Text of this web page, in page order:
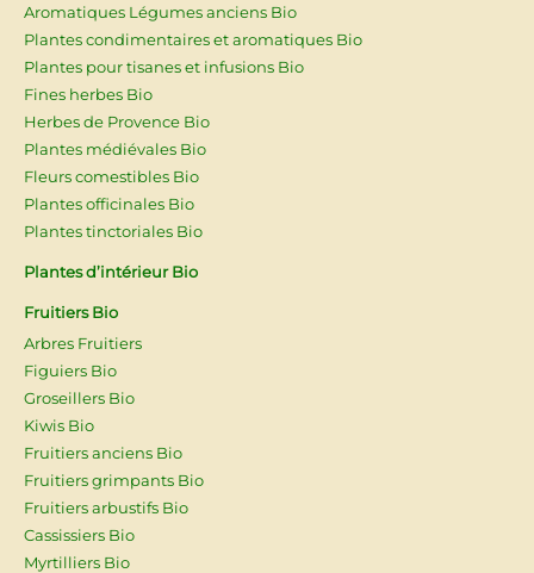
Aromatiques Légumes anciens Bio
Plantes condimentaires et aromatiques Bio
Plantes pour tisanes et infusions Bio
Fines herbes Bio
Herbes de Provence Bio
Plantes médiévales Bio
Fleurs comestibles Bio
Plantes officinales Bio
Plantes tinctoriales Bio
Plantes d’intérieur Bio
Fruitiers Bio
Arbres Fruitiers
Figuiers Bio
Groseillers Bio
Kiwis Bio
Fruitiers anciens Bio
Fruitiers grimpants Bio
Fruitiers arbustifs Bio
Cassissiers Bio
Myrtilliers Bio